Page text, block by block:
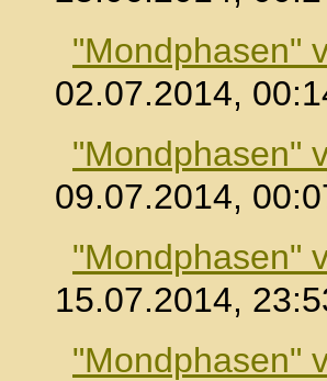
"Mondphasen"
02.07.2014,
"Mondphasen"
09.07.2014,
"Mondphasen"
15.07.2014,
"Mondphasen"